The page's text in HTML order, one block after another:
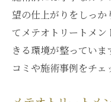
望の仕上がりをしっか
てメテオトリートメ
きる環境が整ってい
コミや施術事例をチェ